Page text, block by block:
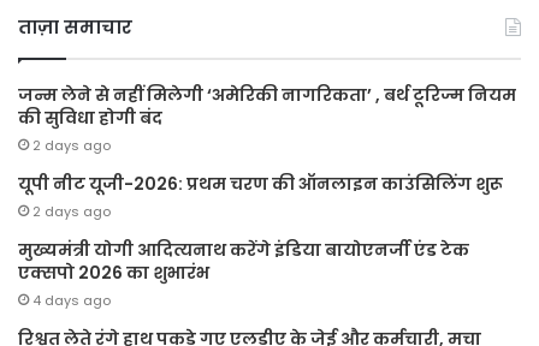
ताज़ा समाचार
जन्म लेने से नहीं मिलेगी ‘अमेरिकी नागरिकता’ , बर्थ टूरिज्म नियम
की सुविधा होगी बंद
2 days ago
यूपी नीट यूजी-2026: प्रथम चरण की ऑनलाइन काउंसिलिंग शुरू
2 days ago
मुख्यमंत्री योगी आदित्यनाथ करेंगे इंडिया बायोएनर्जी एंड टेक
एक्सपो 2026 का शुभारंभ
4 days ago
रिश्वत लेते रंगे हाथ पकड़े गए एलडीए के जेई और कर्मचारी, मचा